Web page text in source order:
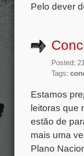
Pelo dever
Posted:
Tags:
Estamos
leitoras que
estão de
mais uma
Plano